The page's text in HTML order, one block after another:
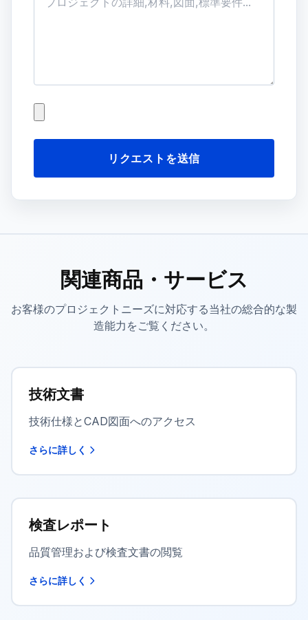
リクエストを送信
関連商品・サービス
お客様のプロジェクトニーズに対応する当社の総合的な製
造能力をご覧ください。
技術文書
技術仕様とCAD図面へのアクセス
さらに詳しく
検査レポート
品質管理および検査文書の閲覧
さらに詳しく